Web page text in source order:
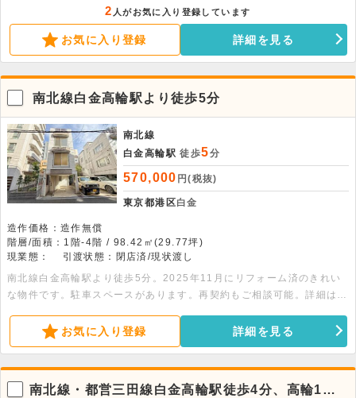
利用可能です。室内にはトイレやエアコン、光ファイバーがあります。
事務所のほか、物販やサービス店舗としての利用も相談が可能です。物
件の詳細についてもご説明いたしますので、ご相談ください。
2 人がお気に入り登録しています
お気に入り登録 詳細を見る
南北線白金高輪駅より徒歩5分
南北線
白金高輪駅 徒歩5分
570,000 円(税抜)
東京都港区白金
造作価格：造作無償
階層/面積：1階-4階 / 98.42㎡(29.77坪)
現業態：
引渡状態：閉店済/現状渡し
南北線白金高輪駅より徒歩5分。2025年11月にリフォーム済のきれい
な物件です。駐車スペースがあります。再契約もご相談可能。詳細はお
お気に入り登録 詳細を見る
南北線・都営三田線白金高輪駅徒歩4分、高輪1丁